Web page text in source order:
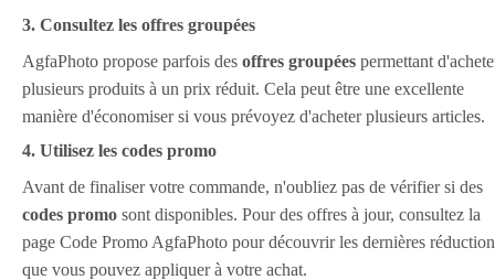
3. Consultez les offres groupées
AgfaPhoto propose parfois des offres groupées permettant
plusieurs produits à un prix réduit. Cela peut être une excellente
manière d'économiser si vous prévoyez d'acheter plusieurs articles.
4. Utilisez les codes promo
Avant de finaliser votre commande, n'oubliez pas de vérifier si des
codes promo sont disponibles. Pour des offres à jour, consultez la
page Code Promo AgfaPhoto pour découvrir les dernières
que vous pouvez appliquer à votre achat.